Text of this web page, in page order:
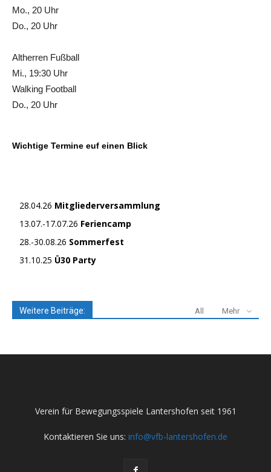
Mo., 20 Uhr
Do., 20 Uhr
Altherren Fußball
Mi., 19:30 Uhr
Walking Football
Do., 20 Uhr
Wichtige Termine euf einen Blick
28.04.26 Mitgliederversammlung
13.07.-17.07.26 Feriencamp
28.-30.08.26 Sommerfest
31.10.25 Ü30 Party
Weitere Beiträge: All Mehr
Verein für Bewegungsspiele Lantershofen seit 1961
Kontaktieren Sie uns: info@vfb-lantershofen.de